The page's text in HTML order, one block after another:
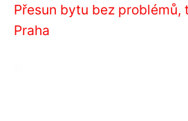
Přesun bytu bez problémů,
Praha